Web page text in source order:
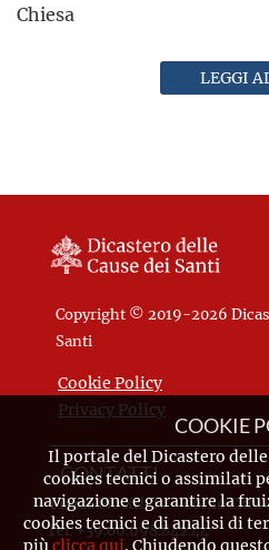
Chiesa
LEGGI
Copyright © 2019-2026
Santi
Cookie Policy
Privacy Policy
CONTATTI
Piazza Pio XII, 10 - 00120 Città
Tel. +39.06.698.842.44
COOKIE
Il portale del Dicastero
cookies tecnici o assimilati
navigazione e garantire la
cookies tecnici e di analisi di
più clicca qui. Chiudendo